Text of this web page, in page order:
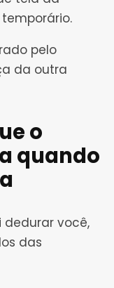
pelo
da outra
o
quando
dedurar você,
das